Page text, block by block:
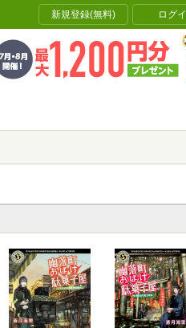
新規登録(無料) ログ